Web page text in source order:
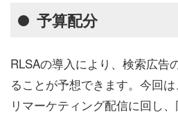
予算配分
RLSAの導入により、検索広告
ることが予想できます。今回
リマーケティング配信に回し